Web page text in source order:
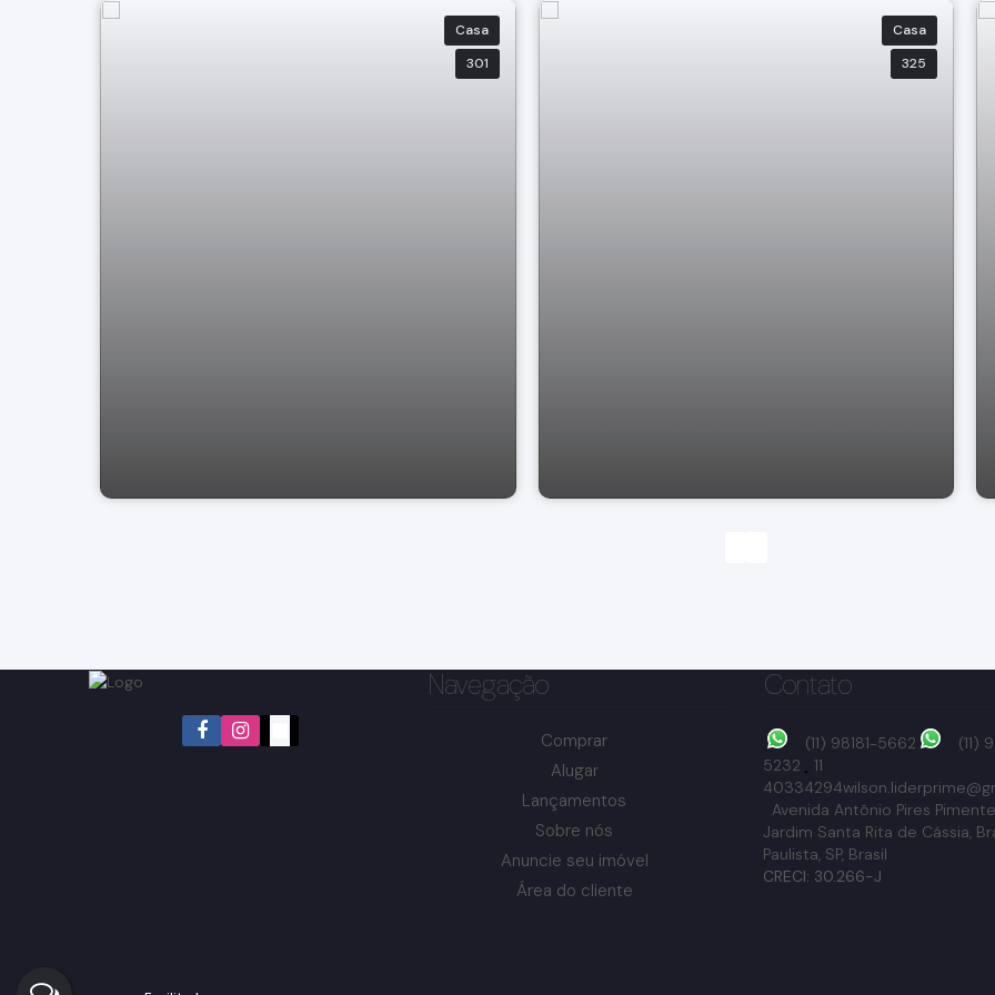
Casa
301
Casa
325
Cidade Jardim, Bragança Paulista, São Paulo, Brasil
Navegação
Comprar
Alugar
Lançamentos
Sobre nós
Anuncie seu imóvel
Área do cliente
Contato
(11) 98181-5662
(11)
5232
11
40334294
Avenida Antônio Pires
Jardim Santa Rita de Cássia,
Paulista, SP, Brasil
CRECI: 30.266-J